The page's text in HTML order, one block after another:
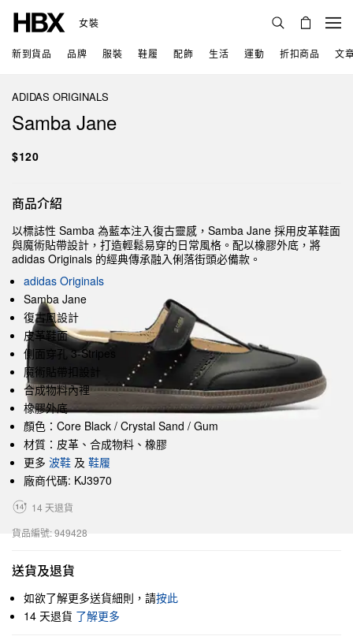
女裝
新到貨品 品牌 服裝 鞋履 配飾 生活 運動 折扣商品 文
ADIDAS ORIGINALS
Samba Jane
$120
商品介紹
以標誌性 Samba 為藍本注入復古靈感，Samba Jane 採用皮革鞋面
與魔術貼帶設計，打造輕鬆易穿的日常風格。配以橡膠外底，將
adidas Originals 的經典傳承融入俐落街頭必備款。
adidas Originals
Samba Jane
復古風設計
皮革鞋面
側面穿孔 3-Stripes
魔術貼帶扣設計
合成物料內裡
橡膠外底
顏色：Core Black / Crystal Sand / Gum
材質：皮革、合成物料、橡膠
更多 波鞋 及 鞋履
廠商代碼: KJ3970
14 天退貨
貨品編號: 949428
送貨及退貨
如欲了解更多送貨細則，請按此
14 天退貨 了解更多